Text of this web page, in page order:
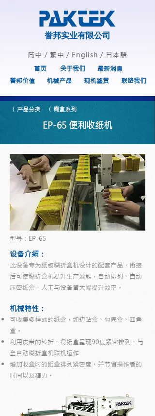
誉邦实业有限公司
简中 / 繁中 / English / 日本語
首页 关于我们
最新消息
誉邦价值
机械产品 现机鉴赏 联络我们
〈 产品分类 〈 糊盒系列
EP-65 便利收纸机
型号：EP-65
设备介绍：
此设备专为纸板糊折盒机设计的配套产品，衔接
后可使糊折盒机提升生产效能，自动排列、自动
压密纸盒，人工与设备皆大幅提升效率。
机械特性：
可收集多样式的纸盒，如边贴盒、勾底盒、四角
盒。
利用皮带的转折，将纸盒呈现90度紧密排列，与
全自动糊折盒机联机运作
增加收盒时的纸盒排列紧密度，并节省操作者的
时间以及精力。